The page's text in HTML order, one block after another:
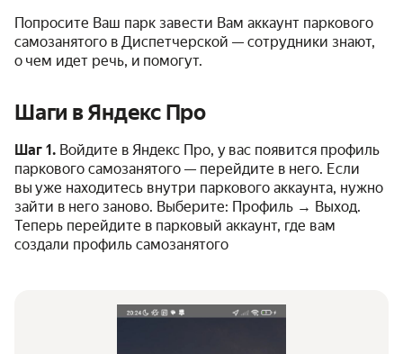
Попросите Ваш парк завести Вам аккаунт паркового
самозанятого в Диспетчерской — сотрудники знают,
о чем идет речь, и помогут.
Шаги в Яндекс Про
Шаг 1. Войдите в Яндекс Про, у вас появится профиль
паркового самозанятого — перейдите в него. Если
вы уже находитесь внутри паркового аккаунта, нужно
зайти в него заново. Выберите: Профиль → Выход.
Теперь перейдите в парковый аккаунт, где вам
создали профиль самозанятого